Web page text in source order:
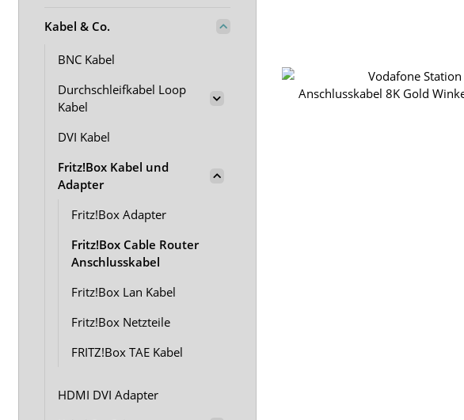
Kabel & Co.
BNC Kabel
Durchschleifkabel Loop
Kabel
DVI Kabel
Fritz!Box Kabel und
Adapter
Fritz!Box Adapter
Fritz!Box Cable Router
Anschlusskabel
Fritz!Box Lan Kabel
Fritz!Box Netzteile
FRITZ!Box TAE Kabel
HDMI DVI Adapter